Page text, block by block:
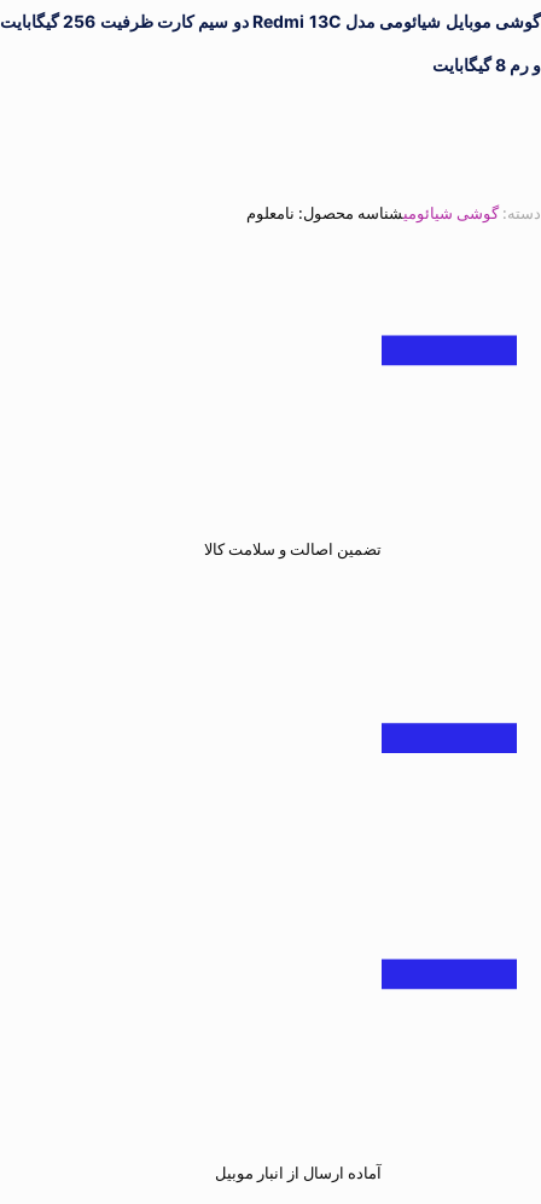
گوشی موبایل شیائومی مدل Redmi 13C دو سیم‌ کارت ظرفیت 256 گیگابایت
و رم 8 گیگابایت
دسته:گوشی شیائومیشناسه محصول: نامعلوم
تضمین اصالت و سلامت کالا
آماده ارسال از انبار موبیل